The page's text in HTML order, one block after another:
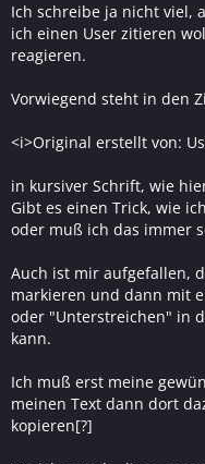
Ich schreibe ja nicht viel,
ich einen User zitieren
reagieren.
Vorwiegend steht in den
<i>Original erstellt von:
in kursiver Schrift, wie
Gibt es einen Trick, wie
oder muß ich das immer
Auch ist mir aufgefallen,
markieren und dann mit
oder "Unterstreichen" in
kann.
Ich muß erst meine
meinen Text dann dort
kopieren[?]